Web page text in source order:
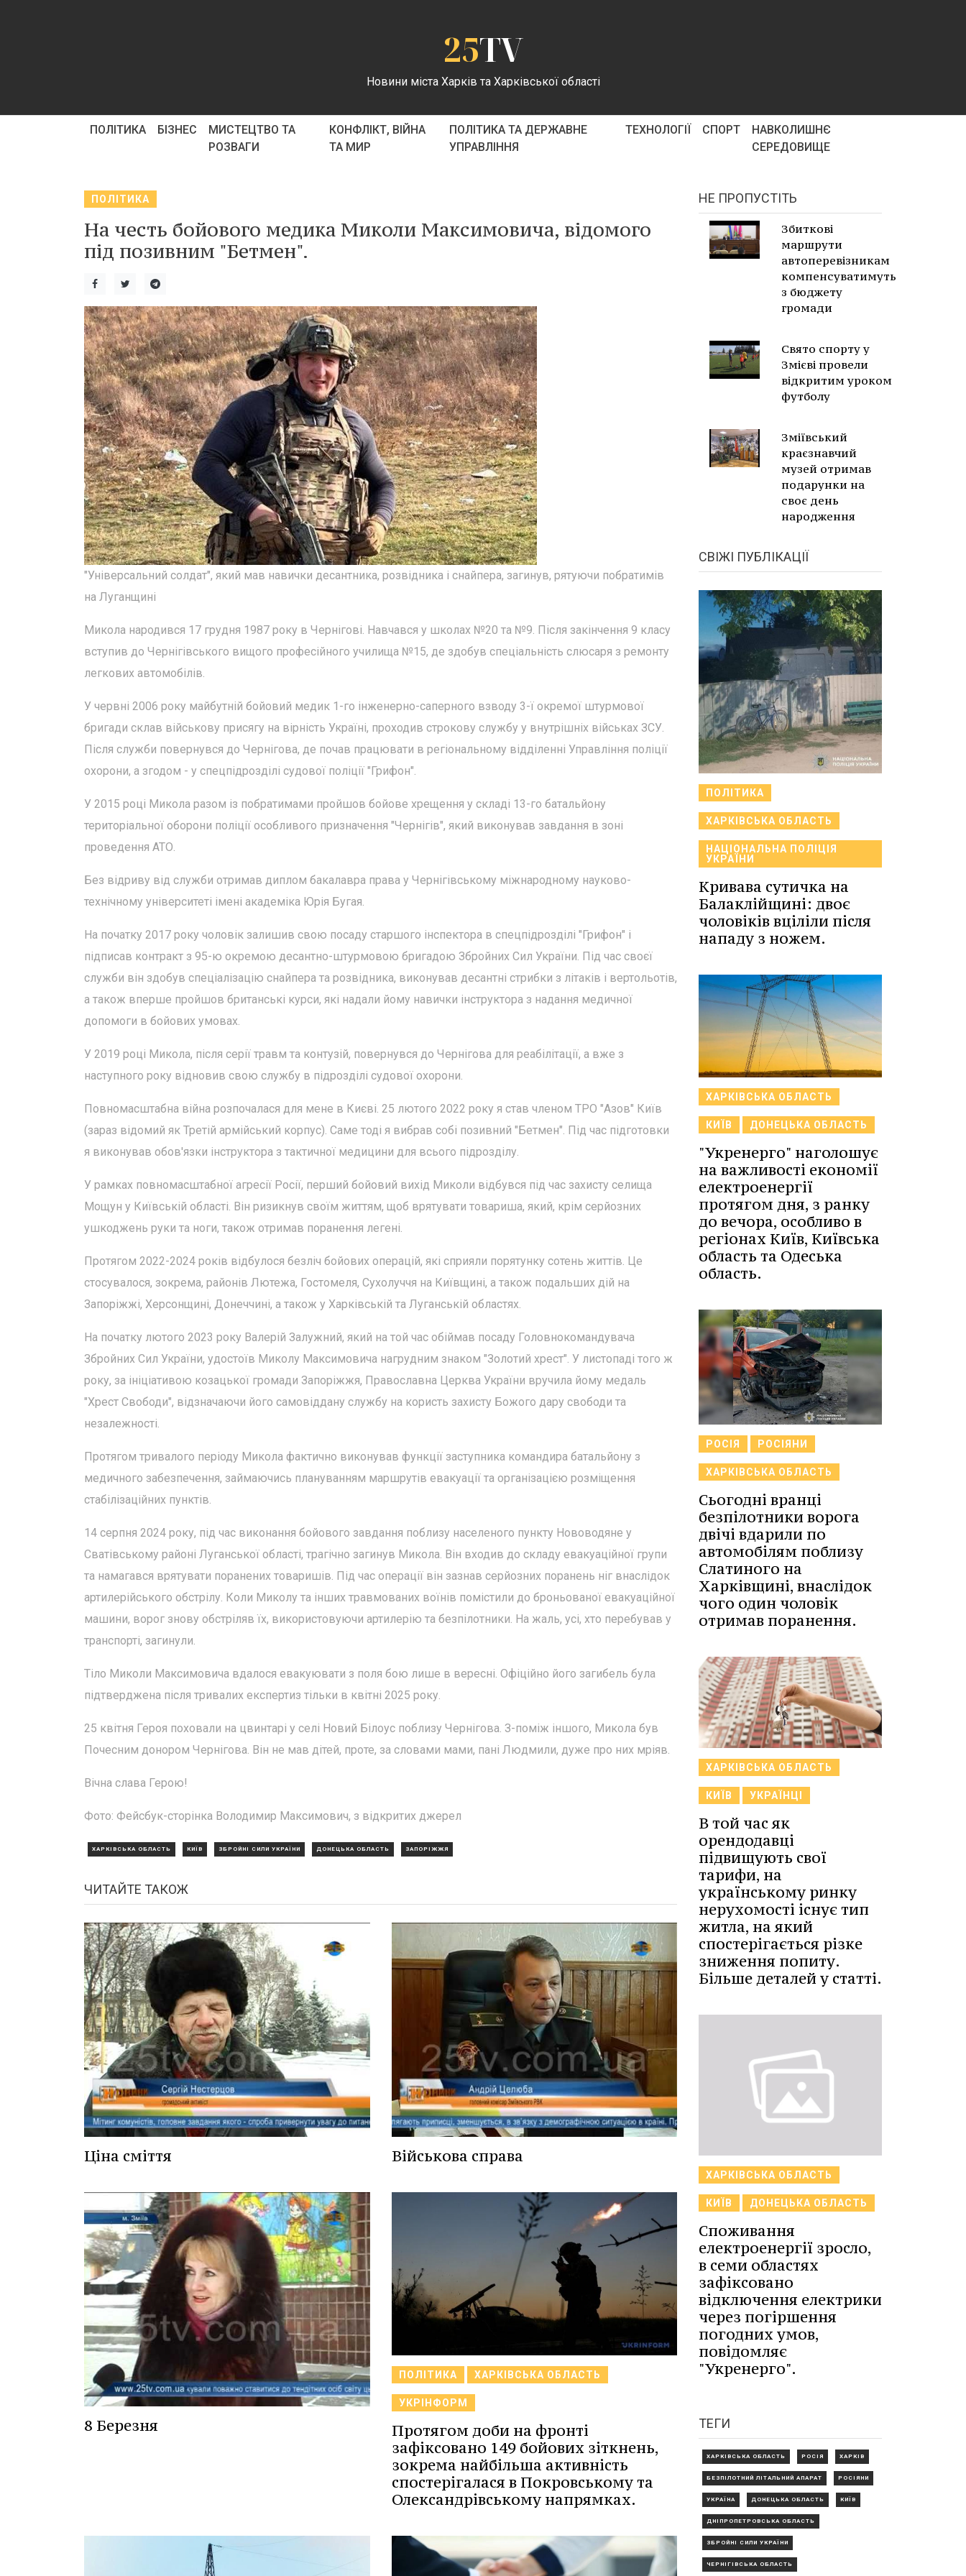
25TV
Новини міста Харків та Харківської області
ПОЛІТИКА БІЗНЕС
МИСТЕЦТВО ТА
РОЗВАГИ
КОНФЛІКТ, ВІЙНА
ТА МИР
ПОЛІТИКА ТА ДЕРЖАВНЕ
УПРАВЛІННЯ
ТЕХНОЛОГІЇ СПОРТ
НАВКОЛИШНЄ
СЕРЕДОВИЩЕ
ПОЛІТИКА
На честь бойового медика Миколи Максимовича, відомого
під позивним "Бетмен".
"Універсальний солдат", який мав навички десантника, розвідника і снайпера, загинув, рятуючи побратимів
на Луганщині
Микола народився 17 грудня 1987 року в Чернігові. Навчався у школах №20 та №9. Після закінчення 9 класу
вступив до Чернігівського вищого професійного училища №15, де здобув спеціальність слюсаря з ремонту
легкових автомобілів.
У червні 2006 року майбутній бойовий медик 1-го інженерно-саперного взводу 3-ї окремої штурмової
бригади склав військову присягу на вірність Україні, проходив строкову службу у внутрішніх військах ЗСУ.
Після служби повернувся до Чернігова, де почав працювати в регіональному відділенні Управління поліції
охорони, а згодом - у спецпідрозділі судової поліції "Грифон".
У 2015 році Микола разом із побратимами пройшов бойове хрещення у складі 13-го батальйону
територіальної оборони поліції особливого призначення "Чернігів", який виконував завдання в зоні
проведення АТО.
Без відриву від служби отримав диплом бакалавра права у Чернігівському міжнародному науково-
технічному університеті імені академіка Юрія Бугая.
На початку 2017 року чоловік залишив свою посаду старшого інспектора в спецпідрозділі "Грифон" і
підписав контракт з 95-ю окремою десантно-штурмовою бригадою Збройних Сил України. Під час своєї
служби він здобув спеціалізацію снайпера та розвідника, виконував десантні стрибки з літаків і вертольотів,
а також вперше пройшов британські курси, які надали йому навички інструктора з надання медичної
допомоги в бойових умовах.
У 2019 році Микола, після серії травм та контузій, повернувся до Чернігова для реабілітації, а вже з
наступного року відновив свою службу в підрозділі судової охорони.
Повномасштабна війна розпочалася для мене в Києві. 25 лютого 2022 року я став членом ТРО "Азов" Київ
(зараз відомий як Третій армійський корпус). Саме тоді я вибрав собі позивний "Бетмен". Під час підготовки
я виконував обов'язки інструктора з тактичної медицини для всього підрозділу.
У рамках повномасштабної агресії Росії, перший бойовий вихід Миколи відбувся під час захисту селища
Мощун у Київській області. Він ризикнув своїм життям, щоб врятувати товариша, який, крім серйозних
ушкоджень руки та ноги, також отримав поранення легені.
Протягом 2022-2024 років відбулося безліч бойових операцій, які сприяли порятунку сотень життів. Це
стосувалося, зокрема, районів Лютежа, Гостомеля, Сухолуччя на Київщині, а також подальших дій на
Запоріжжі, Херсонщині, Донеччині, а також у Харківській та Луганській областях.
На початку лютого 2023 року Валерій Залужний, який на той час обіймав посаду Головнокомандувача
Збройних Сил України, удостоїв Миколу Максимовича нагрудним знаком "Золотий хрест". У листопаді того ж
року, за ініціативою козацької громади Запоріжжя, Православна Церква України вручила йому медаль
"Хрест Свободи", відзначаючи його самовіддану службу на користь захисту Божого дару свободи та
незалежності.
Протягом тривалого періоду Микола фактично виконував функції заступника командира батальйону з
медичного забезпечення, займаючись плануванням маршрутів евакуації та організацією розміщення
стабілізаційних пунктів.
14 серпня 2024 року, під час виконання бойового завдання поблизу населеного пункту Нововодяне у
Сватівському районі Луганської області, трагічно загинув Микола. Він входив до складу евакуаційної групи
та намагався врятувати поранених товаришів. Під час операції він зазнав серйозних поранень ніг внаслідок
артилерійського обстрілу. Коли Миколу та інших травмованих воїнів помістили до броньованої евакуаційної
машини, ворог знову обстріляв їх, використовуючи артилерію та безпілотники. На жаль, усі, хто перебував у
транспорті, загинули.
Тіло Миколи Максимовича вдалося евакуювати з поля бою лише в вересні. Офіційно його загибель була
підтверджена після тривалих експертиз тільки в квітні 2025 року.
25 квітня Героя поховали на цвинтарі у селі Новий Білоус поблизу Чернігова. З-поміж іншого, Микола був
Почесним донором Чернігова. Він не мав дітей, проте, за словами мами, пані Людмили, дуже про них мріяв.
Вічна слава Герою!
Фото: Фейсбук-сторінка Володимир Максимович, з відкритих джерел
ХАРКІВСЬКА ОБЛАСТЬ КИЇВ ЗБРОЙНІ СИЛИ УКРАЇНИ ДОНЕЦЬКА ОБЛАСТЬ ЗАПОРІЖЖЯ
ЧИТАЙТЕ ТАКОЖ
Ціна сміття Військова справа
8 Березня
ПОЛІТИКА ХАРКІВСЬКА ОБЛАСТЬ
УКРІНФОРМ
Протягом доби на фронті
зафіксовано 149 бойових зіткнень,
зокрема найбільша активність
спостерігалася в Покровському та
Олександрівському напрямках.
НЕ ПРОПУСТІТЬ
Збиткові
маршрути
автоперевізникам
компенсуватимуть
з бюджету
громади
Свято спорту у
Змієві провели
відкритим уроком
футболу
Зміївський
краєзнавчий
музей отримав
подарунки на
своє день
народження
СВІЖІ ПУБЛІКАЦІЇ
ПОЛІТИКА
ХАРКІВСЬКА ОБЛАСТЬ
НАЦІОНАЛЬНА ПОЛІЦІЯ
УКРАЇНИ
Кривава сутичка на
Балаклійщині: двоє
чоловіків вціліли після
нападу з ножем.
ХАРКІВСЬКА ОБЛАСТЬ
КИЇВ ДОНЕЦЬКА ОБЛАСТЬ
"Укренерго" наголошує
на важливості економії
електроенергії
протягом дня, з ранку
до вечора, особливо в
регіонах Київ, Київська
область та Одеська
область.
РОСІЯ РОСІЯНИ
ХАРКІВСЬКА ОБЛАСТЬ
Сьогодні вранці
безпілотники ворога
двічі вдарили по
автомобілям поблизу
Слатиного на
Харківщині, внаслідок
чого один чоловік
отримав поранення.
ХАРКІВСЬКА ОБЛАСТЬ
КИЇВ УКРАЇНЦІ
В той час як
орендодавці
підвищують свої
тарифи, на
українському ринку
нерухомості існує тип
житла, на який
спостерігається різке
зниження попиту.
Більше деталей у статті.
ХАРКІВСЬКА ОБЛАСТЬ
КИЇВ ДОНЕЦЬКА ОБЛАСТЬ
Споживання
електроенергії зросло,
в семи областях
зафіксовано
відключення електрики
через погіршення
погодних умов,
повідомляє
"Укренерго".
ТЕГИ
ХАРКІВСЬКА ОБЛАСТЬ РОСІЯ ХАРКІВ
БЕЗПІЛОТНИЙ ЛІТАЛЬНИЙ АПАРАТ РОСІЯНИ
УКРАЇНА ДОНЕЦЬКА ОБЛАСТЬ КИЇВ
ДНІПРОПЕТРОВСЬКА ОБЛАСТЬ
ЗБРОЙНІ СИЛИ УКРАЇНИ
ЧЕРНІГІВСЬКА ОБЛАСТЬ